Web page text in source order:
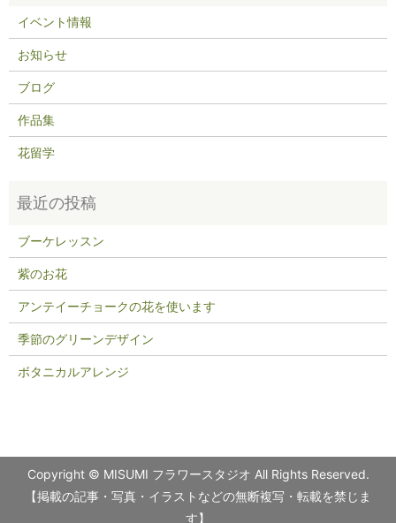
イベント情報
お知らせ
ブログ
作品集
花留学
ブーケレッスン
紫のお花
アンテイーチョークの花を使います
季節のグリーンデザイン
ボタニカルアレンジ
Copyright © MISUMI フラワースタジオ All Rights Reserved.
【掲載の記事・写真・イラストなどの無断複写・転載を禁じま
す】